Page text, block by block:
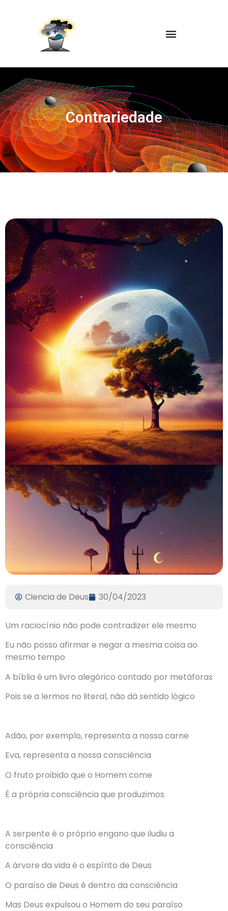
Contrariedade
Ciencia de Deus 30/04/2023
Um raciocínio não pode contradizer ele mesmo
Eu não posso afirmar e negar a mesma coisa ao
mesmo tempo
A bíblia é um livro alegórico contado por metáforas
Pois se a lermos no literal, não dá sentido lógico
Adão, por exemplo, representa a nossa carne
Eva, representa a nossa consciência
O fruto proibido que o Homem come
É a própria consciência que produzimos
A serpente é o próprio engano que iludiu a
consciência
A árvore da vida é o espírito de Deus
O paraíso de Deus é dentro da consciência
Mas Deus expulsou o Homem do seu paraíso